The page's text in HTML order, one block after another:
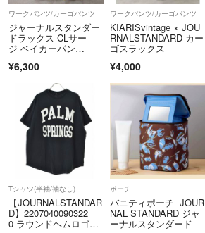
ワークパンツ/カーゴパンツ
ジャーナルスタンダー
ドラックス CLサー
ジ ベイカーパン
¥6,300
ワークパンツ/カーゴパンツ
KIARISvintage × JOU
RNALSTANDARD カー
ゴスラックス
¥4,000
Tシャツ(半袖/袖なし)
【JOURNALSTANDAR
D】2207040090322
0 ラウンドヘムロゴ半
ポーチ
バニティポーチ JOUR
NAL STANDARD ジャ
ーナルスタンダード